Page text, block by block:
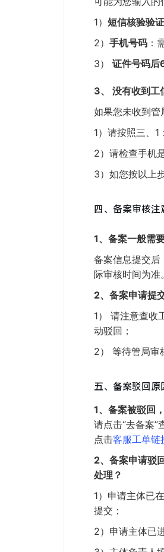
1） 短信核验验
2） 手机号码 ：
3）
证件号码后
3、 没有收到工
如果您未收到管
1）请按照三、
2）请检查手机
3）如您按以上
四、备案审核注
1、备案一般需
备案信息提交后
际审核时间为准
2、备案申请提
1）
请注意查收
动驳回；
2） 等待管局审
五、备案驳回原
1、备案被驳回
请点击“去备案
点击客服工单链
2、备案申请驳
处理？
1）申请主体已
提交；
2）申请主体已